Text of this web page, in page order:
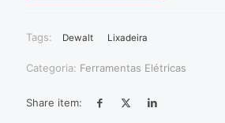
Tags: Dewalt Lixadeira
Categoria: Ferramentas Elétricas
Share item: